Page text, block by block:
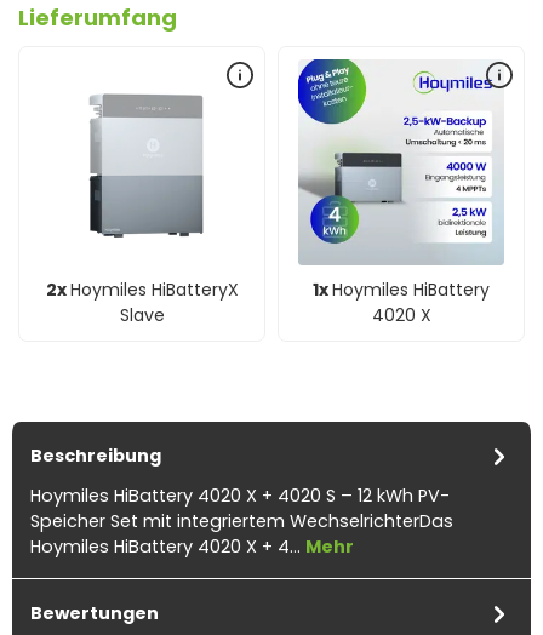
Lieferumfang
2xHoymiles HiBatteryX
Slave
1xHoymiles HiBattery
4020 X
Beschreibung
Hoymiles HiBattery 4020 X + 4020 S – 12 kWh PV-
Speicher Set mit integriertem WechselrichterDas
Hoymiles HiBattery 4020 X + 4… Mehr
Bewertungen